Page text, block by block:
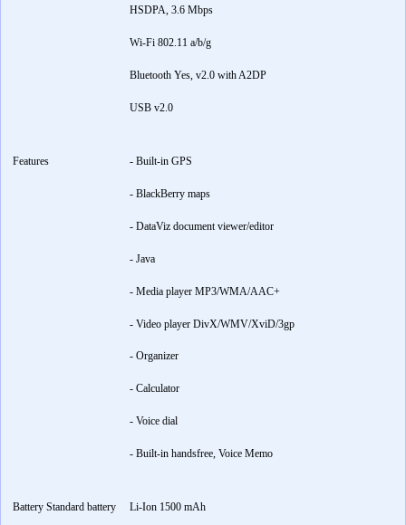
HSDPA, 3.6 Mbps
Wi-Fi 802.11 a/b/g
Bluetooth Yes, v2.0 with A2DP
USB v2.0
Features - Built-in GPS
- BlackBerry maps
- DataViz document viewer/editor
- Java
- Media player MP3/WMA/AAC+
- Video player DivX/WMV/XviD/3gp
- Organizer
- Calculator
- Voice dial
- Built-in handsfree, Voice Memo
Battery Standard battery Li-Ion 1500 mAh